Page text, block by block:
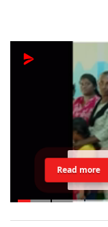
Read more